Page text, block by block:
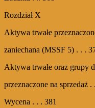
Rozdział X
Aktywa trwałe
zaniechana (MSSF 5) . . .
Aktywa trwałe oraz grupy
przeznaczone na sprzedaż .
Wycena . . . 381